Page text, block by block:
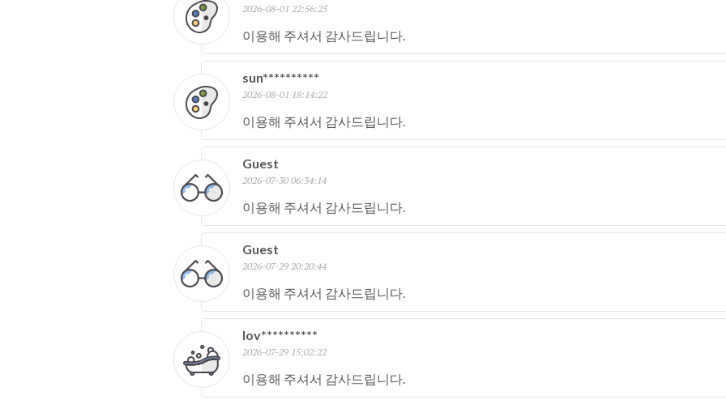
2026-08-01 22:56:25
이용해 주셔서 감사드립니다.
sun**********
2026-08-01 18:14:22
이용해 주셔서 감사드립니다.
Guest
2026-07-30 06:34:14
이용해 주셔서 감사드립니다.
Guest
2026-07-29 20:20:44
이용해 주셔서 감사드립니다.
lov**********
2026-07-29 15:02:22
이용해 주셔서 감사드립니다.